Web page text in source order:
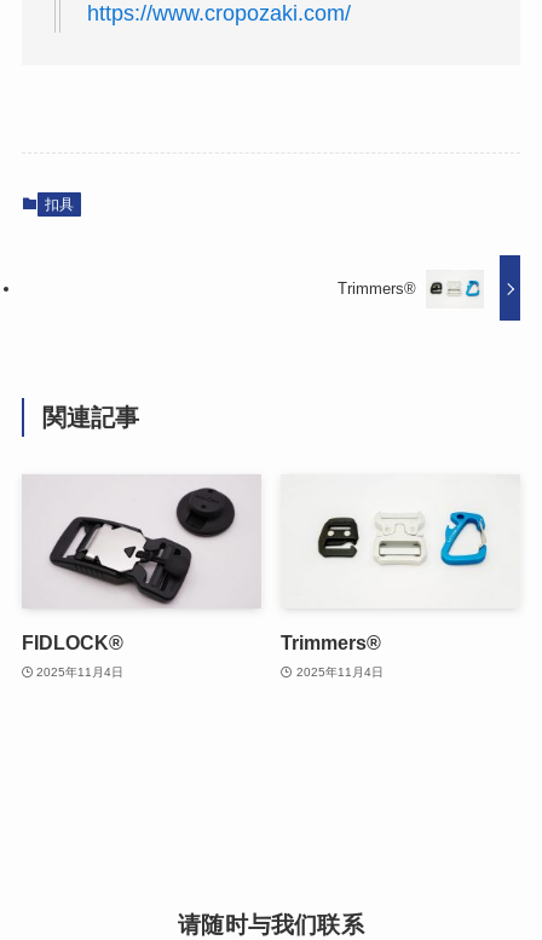
https://www.cropozaki.com/
扣具
Trimmers®
関連記事
FIDLOCK®
2025年11月4日
Trimmers®
2025年11月4日
请随时与我们联系